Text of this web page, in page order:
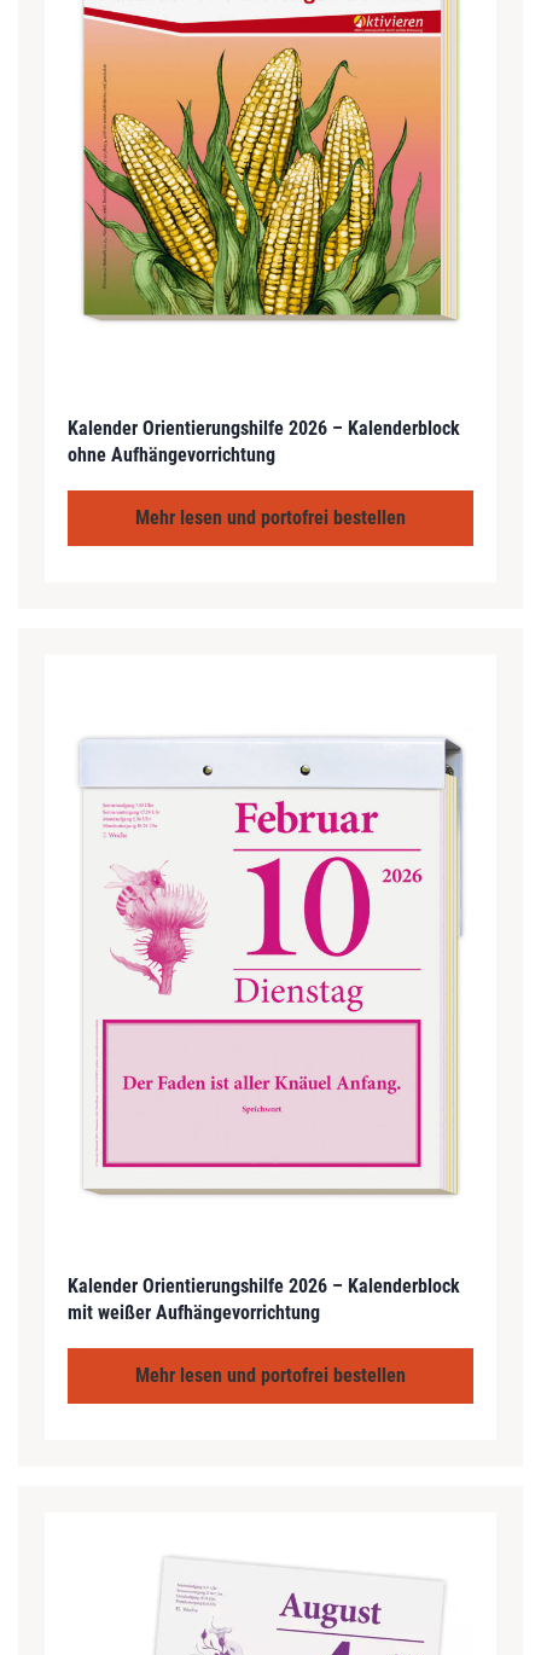
Kalender Orientierungshilfe 2026 – Kalenderblock
ohne Aufhängevorrichtung
Mehr lesen und portofrei bestellen
Kalender Orientierungshilfe 2026 – Kalenderblock
mit weißer Aufhängevorrichtung
Mehr lesen und portofrei bestellen